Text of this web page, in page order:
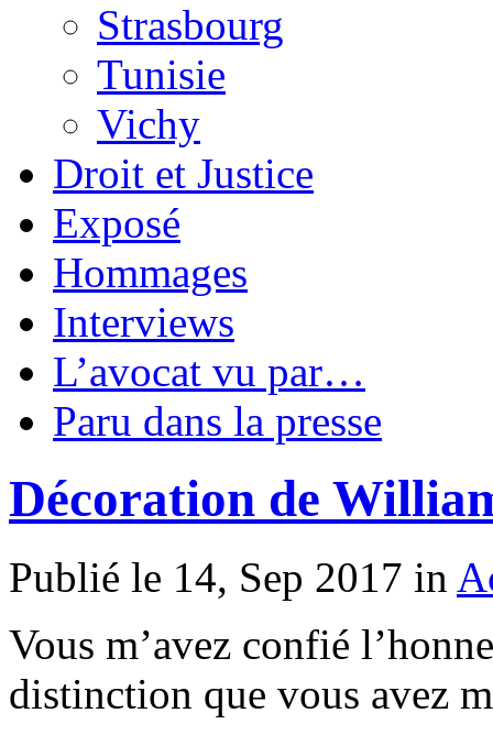
Strasbourg
Tunisie
Vichy
Droit et Justice
Exposé
Hommages
Interviews
L’avocat vu par…
Paru dans la presse
Décoration de
Publié le 14, Sep 2017 in
Vous m’avez confié
distinction que vous avez